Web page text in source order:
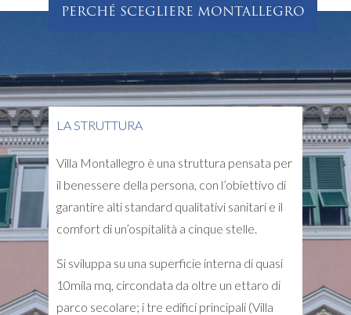
PERCHÉ SCEGLIERE MONTALLEGRO
LA STRUTTURA
Villa Montallegro è una struttura pensata per
il benessere della persona, con l’obiettivo di
garantire alti standard qualitativi sanitari e il
comfort di un’ospitalità a cinque stelle.
Si sviluppa su una superficie interna di quasi
10mila mq, circondata da oltre un ettaro di
parco secolare; i tre edifici principali (Villa